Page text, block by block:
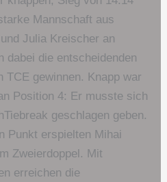
Mannschaft aus
Julia Kreischer an
dabei die entscheidenden
TCE gewinnen. Knapp war
Position 4: Er musste sich
geschlagen geben.
Punkt erspielten Mihai
Zweierdoppel. Mit
erreichen die